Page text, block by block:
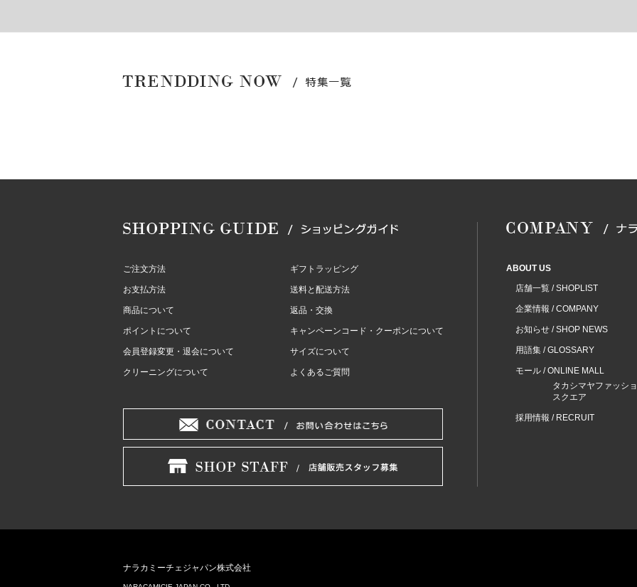
ご注文方法 ギフトラッピング
お支払方法 送料と配送方法
商品について 返品・交換
ポイントについて キャンペーンコード・クーポンについて
会員登録変更・退会について サイズについて
クリーニングについて よくあるご質問
ABOUT US
店舗一覧 / SHOPLIST
企業情報 / COMPANY
お知らせ / SHOP NEWS
用語集 / GLOSSARY
モール / ONLINE MALL
タカシマヤファッシ
スクエア
採用情報 / RECRUIT
ナラカミーチェジャパン株式会社